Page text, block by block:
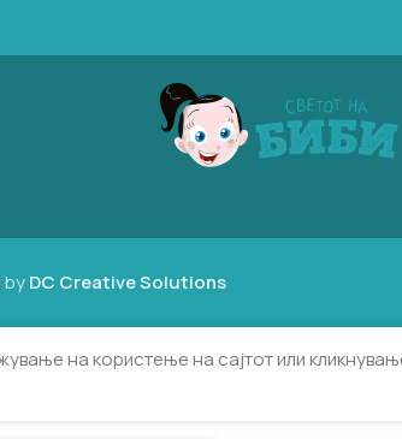
byDC Creative Solutions
на користење на сајтот или